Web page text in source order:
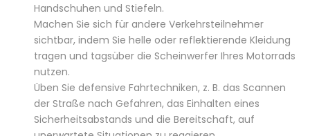
Handschuhen und Stiefeln.
Machen Sie sich für andere Verkehrsteilnehmer
sichtbar, indem Sie helle oder reflektierende Kleidung
tragen und tagsüber die Scheinwerfer Ihres Motorrads
nutzen.
Üben Sie defensive Fahrtechniken, z. B. das Scannen
der Straße nach Gefahren, das Einhalten eines
Sicherheitsabstands und die Bereitschaft, auf